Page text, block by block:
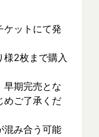
ケットにて発
様2枚まで購入
早期完売とな
めご了承くだ
混み合う可能